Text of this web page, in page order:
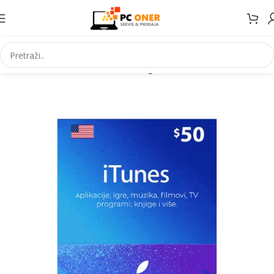
Početna Informatika Racunari Digitalni kodovi